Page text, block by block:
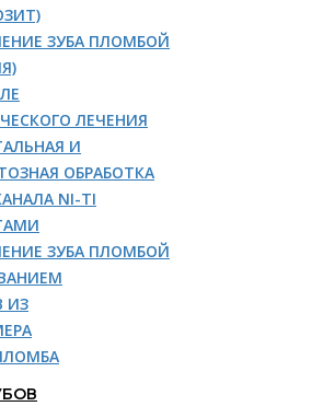
ЗУБА ПЛОМБОЙ
ЛЕЧЕНИЯ
И
ОБРАБОТКА
NI-TI
ЗУБА ПЛОМБОЙ
ИЗ